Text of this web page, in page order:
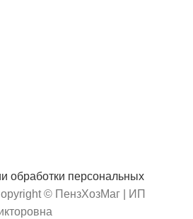
обработки персональных
© ПензХозМаг | ИП